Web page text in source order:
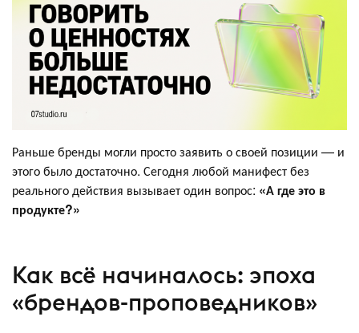
Раньше бренды могли просто заявить о своей позиции — и
этого было достаточно. Сегодня любой манифест без
реального действия вызывает один вопрос: «А где это в
продукте?»
Как всё начиналось: эпоха
«брендов-проповедников»